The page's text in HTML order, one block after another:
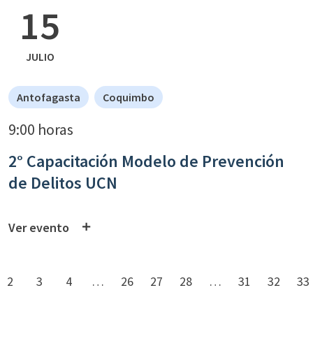
15
JULIO
Antofagasta Coquimbo
9:00 horas
2° Capacitación Modelo de Prevención
de Delitos UCN
Ver evento
2 3 4 … 26 27 28 … 31 32 33